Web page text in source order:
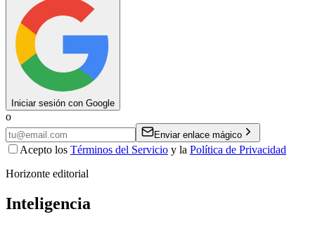
Iniciar sesión con Google
o
Enviar enlace mágico
Acepto los Términos del Servicio y la Política de Privacidad
Horizonte editorial
Inteligencia